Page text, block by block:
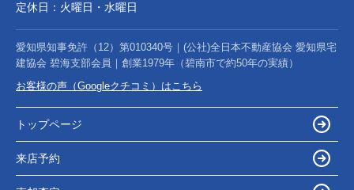
定休日： 火曜日・水曜日
愛知県知事免許（12）第010340号｜(公社)全日本不動産協会 愛知県宅
建協会 碧海支部会員｜創業1979年（碧南市で約50年の実績）
お客様の声（Googleクチコミ）はこちら
トップページ
来店予約